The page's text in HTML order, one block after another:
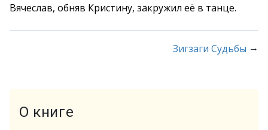
Вячеслав, обняв Кристину, закружил её в танце.
Зигзаги Судьбы →
О книге